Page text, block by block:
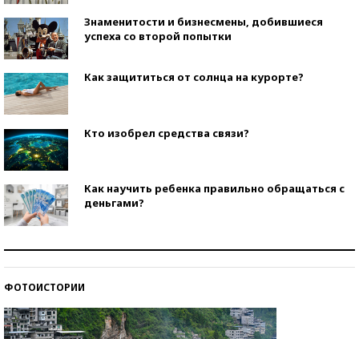
Знаменитости и бизнесмены, добившиеся
успеха со второй попытки
Как защититься от солнца на курорте?
Кто изобрел средства связи?
Как научить ребенка правильно обращаться с
деньгами?
ФОТОИСТОРИИ